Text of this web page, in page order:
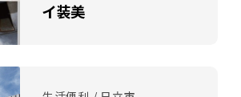
イ装美